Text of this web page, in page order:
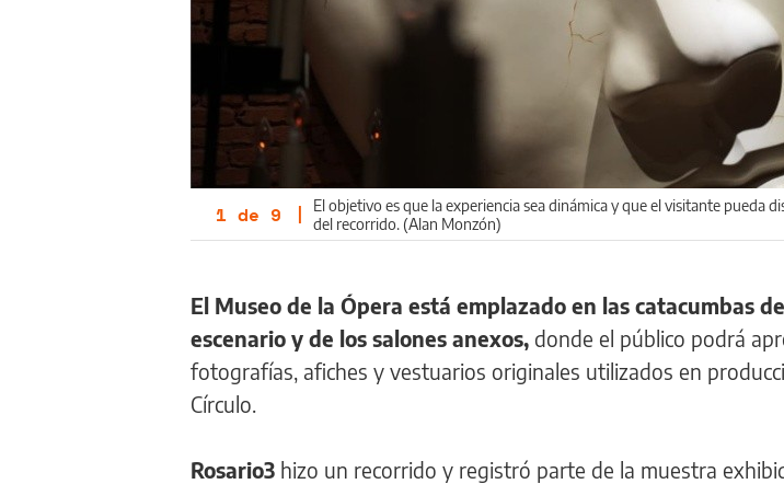
1 de 9 |
El objetivo es que la experiencia sea dinámica y que el visitante pueda
del recorrido. (Alan Monzón)
El Museo de la Ópera está emplazado en las catacumbas
escenario y de los salones anexos, donde el público podrá
fotografías, afiches y vestuarios originales utilizados en
Círculo.
Rosario3 hizo un recorrido y registró parte de la muestra